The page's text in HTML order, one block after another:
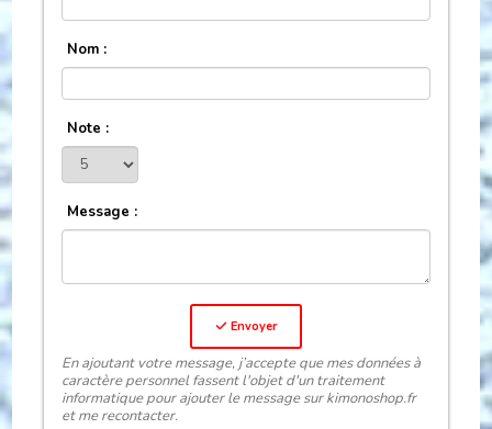
Nom :
Note :
Message :
Envoyer
En ajoutant votre message, j’accepte que mes données à
caractère personnel fassent l'objet d'un traitement
informatique pour ajouter le message sur kimonoshop.fr
et me recontacter.